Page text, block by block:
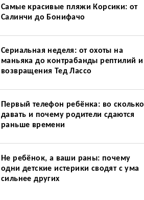
Самые красивые пляжи Корсики: от
Салинчи до Бонифачо
Сериальная неделя: от охоты на
маньяка до контрабанды рептилий и
возвращения Тед Лассо
Первый телефон ребёнка: во сколько
давать и почему родители сдаются
раньше времени
Не ребёнок, а ваши раны: почему
одни детские истерики сводят с ума
сильнее других